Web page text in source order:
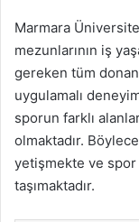
Marmara
mezunlarının iş
gereken tüm
uygulamalı
sporun farklı
olmaktadır.
yetişmekte ve spor
taşımaktadır.